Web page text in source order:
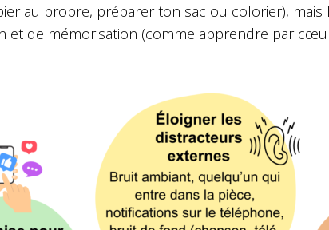
au propre, préparer ton sac ou colorier), mais
et de mémorisation (comme apprendre par